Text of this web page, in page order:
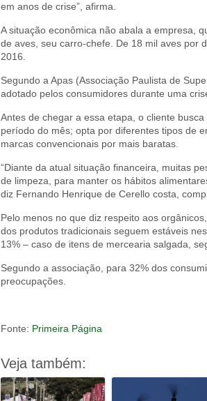
em anos de crise”, afirma.
A situação econômica não abala a empresa,
de aves, seu carro-chefe. De 18 mil aves por
2016.
Segundo a Apas (Associação Paulista de
adotado pelos consumidores durante uma
Antes de chegar a essa etapa, o cliente
período do mês; opta por diferentes tipos de
marcas convencionais por mais baratas.
“Diante da atual situação financeira, muitas
de limpeza, para manter os hábitos
diz Fernando Henrique de Cerello costa,
Pelo menos no que diz respeito aos
dos produtos tradicionais seguem estáveis
13% – caso de itens de mercearia salgada,
Segundo a associação, para 32% dos
preocupações.
Fonte: Primeira Página
Veja também: